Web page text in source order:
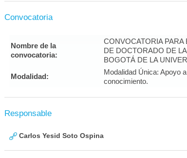
Convocatoria
Nombre de la
convocatoria:
CONVOCATORIA PARA
DE DOCTORADO DE
BOGOTÁ DE LA
Modalidad:
Modalidad Única: Apoyo
conocimiento.
Responsable
Carlos Yesid Soto Ospina